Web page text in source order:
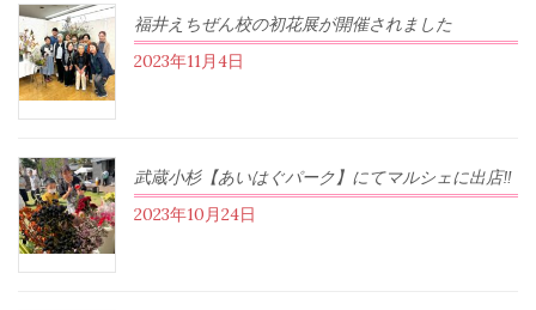
福井えちぜん校の初花展が開催されました
2023年11月4日
武蔵小杉【あいはぐパーク】にてマルシェに出店‼︎
2023年10月24日